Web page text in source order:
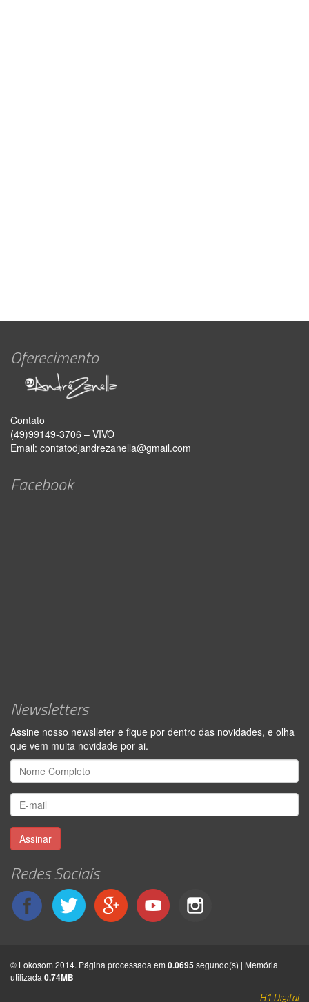
Oferecimento
Contato
(49)99149-3706 – VIVO
Email: contatodjandrezanella@gmail.com
Facebook
Newsletters
Assine nosso newslleter e fique por dentro das novidades, e olha
que vem muita novidade por ai.
Assinar
Redes Sociais
© Lokosom 2014. Página processada em 0.0695 segundo(s) | Memória
utilizada 0.74MB
H1 Digital